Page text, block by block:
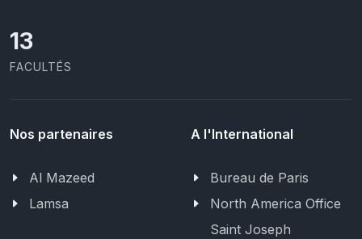
13
FACULTÉS
Nos partenaires
Al Mazeed
Lamsa
A l'International
Bureau de Paris
North America Office
Saint Joseph